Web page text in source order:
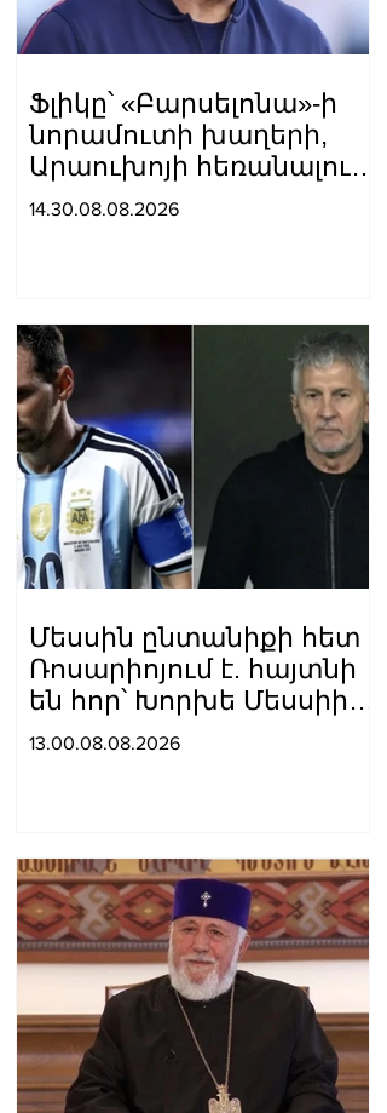
Ֆլիկը՝ «Բարսելոնա»-ի
նորամուտի խաղերի,
Արաուխոյի հեռանալու և
Ռաֆինյայի դերի մասին
14.30.08.08.2026
Մեսսին ընտանիքի հետ
Ռոսարիոյում է. հայտնի
են հոր՝ Խորխե Մեսսիի
հուղարկավnրnւթյան
13.00.08.08.2026